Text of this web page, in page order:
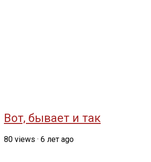
Вот, бывает и так
80 views · 6 лет ago